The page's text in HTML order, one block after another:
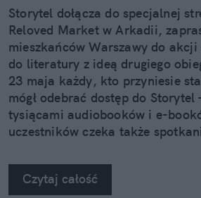
Storytel dołącza do specjalnej
Reloved Market w Arkadii,
mieszkańców Warszawy do akcji
do literatury z ideą drugiego
23 maja każdy, kto przyniesie
mógł odebrać dostęp do
tysiącami audiobooków i e-
uczestników czeka także
głosów polskich audiobooków.
Czytaj całość